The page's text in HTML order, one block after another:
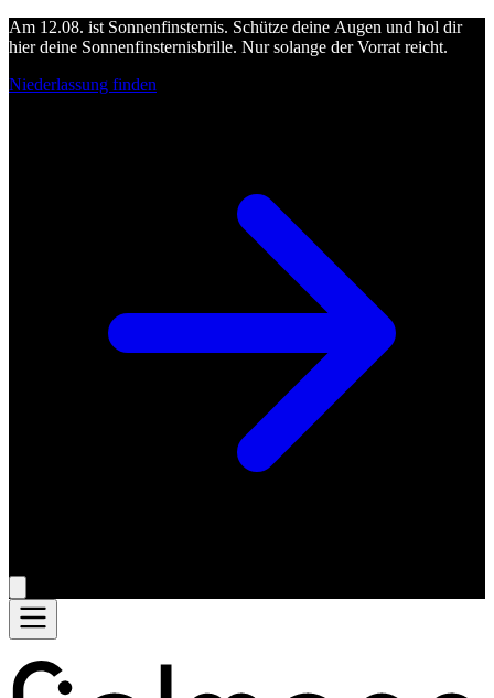
Am 12.08. ist Sonnenfinsternis. Schütze deine Augen und hol dir
hier deine Sonnenfinsternisbrille. Nur solange der Vorrat reicht.
Niederlassung finden